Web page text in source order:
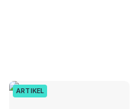
ARTIKEL